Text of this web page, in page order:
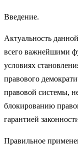
Введение.
Актуальность
всего важнейшими
условиях
правового
правовой системы,
блокированию
гарантией
Правильное